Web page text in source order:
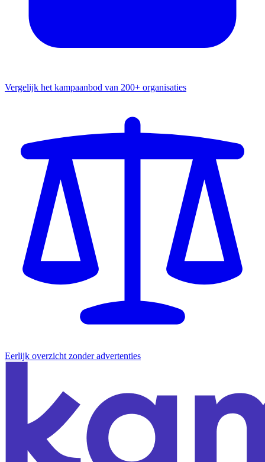
Vergelijk het kampaanbod van 200+ organisaties
Eerlijk overzicht zonder advertenties